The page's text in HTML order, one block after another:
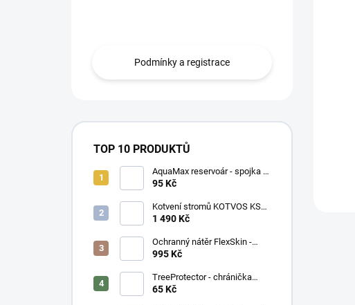
Podmínky a registrace
TOP 10 PRODUKTŮ
AquaMax reservoár - spojka 3
mm
95 Kč
Kotvení stromů KOTVOS KSK-
Z - set
1 490 Kč
Ochranný nátěr FlexSkin -
kyblík
995 Kč
TreeProtector - chránička
zelená
65 Kč